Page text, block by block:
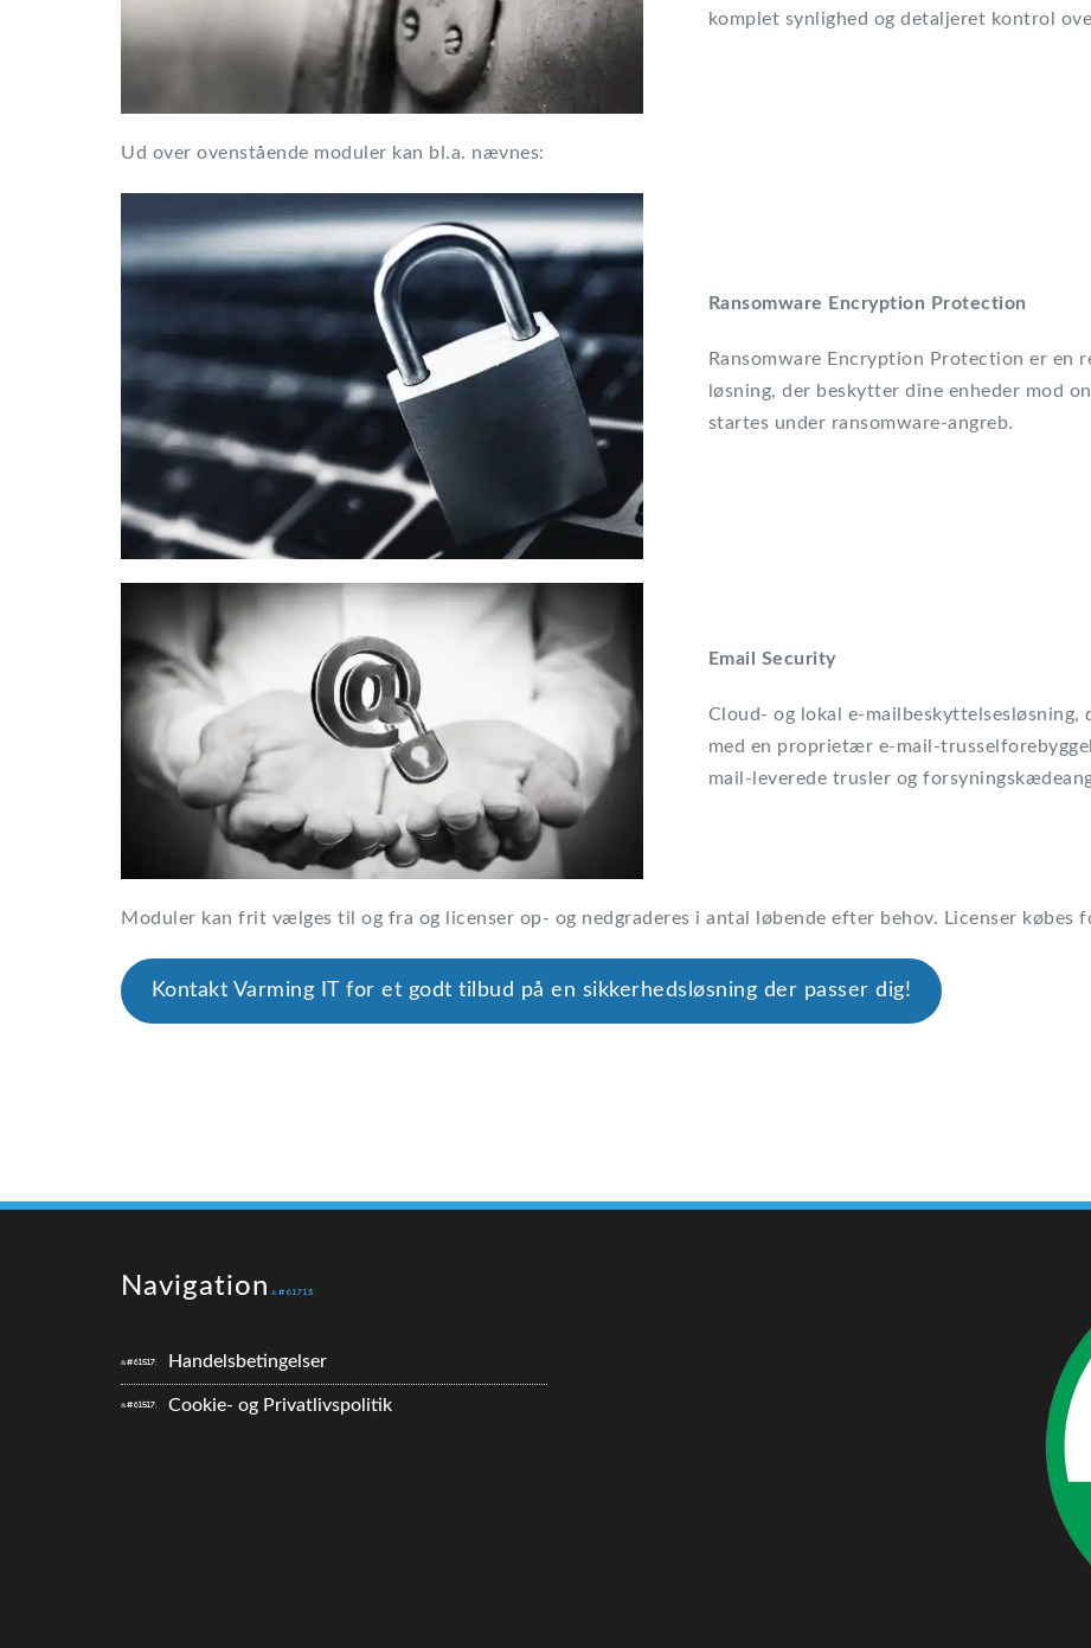
komplet synlighed og detaljeret kontrol
Ud over ovenstående moduler kan bl.a. nævnes:
Ransomware Encryption Protection
Ransomware Encryption Protection er en
løsning, der beskytter dine enheder mod
startes under ransomware-angreb.
Email Security
Cloud- og lokal e-
med en proprietær e-mail-
mail-leverede trusler og
Moduler kan frit vælges til og fra og licenser op- og nedgraderes i antal løbende efter behov. Licenser købes
Kontakt Varming IT for et godt tilbud på en sikkerhedsløsning der passer dig!
Navigation
Handelsbetingelser
Cookie- og Privatlivspolitik